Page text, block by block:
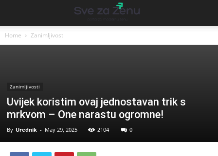
Home Zanimljivosti
Zanimljivosti
Uvijek koristim ovaj jednostavan trik s
mrkvom – One narastu ogromne!
By Urednik - May 29, 2025 2104 0